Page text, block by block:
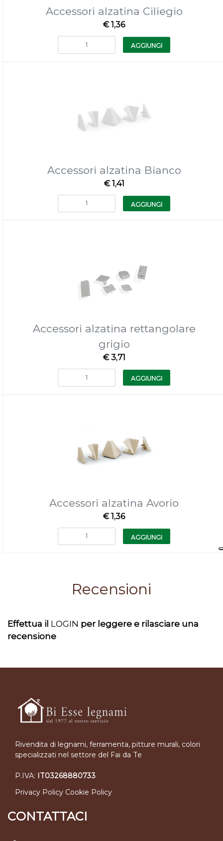
Accessori alzatina Ciliegio
€ 1,36
Quantità
AGGIUNGI
Accessori alzatina Bianco
€ 1,41
Quantità
AGGIUNGI
Accessori alzatina rettangolare
grigio
€ 3,71
Quantità
AGGIUNGI
Accessori alzatina Avorio
€ 1,36
Quantità
AGGIUNGI
Recensioni
Effettua il LOGIN per leggere e rilasciare una
recensione
Rivendita di legnami, ferramenta, pitture murali, colori
specializzati nel settore del Fai da Te
P.IVA: IT03268880733
Privacy Policy Cookie Policy
CONTATTACI